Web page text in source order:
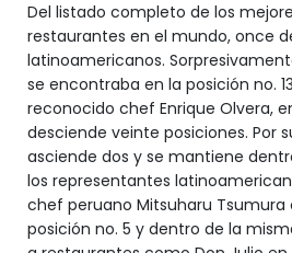
Del listado completo de los
restaurantes en el mundo, once
latinoamericanos.
se encontraba en la posición no.
reconocido chef Enrique Olvera,
desciende veinte posiciones. Por
asciende dos y se mantiene
los representantes
chef peruano Mitsuharu Tsumura
posición no. 5 y dentro de la